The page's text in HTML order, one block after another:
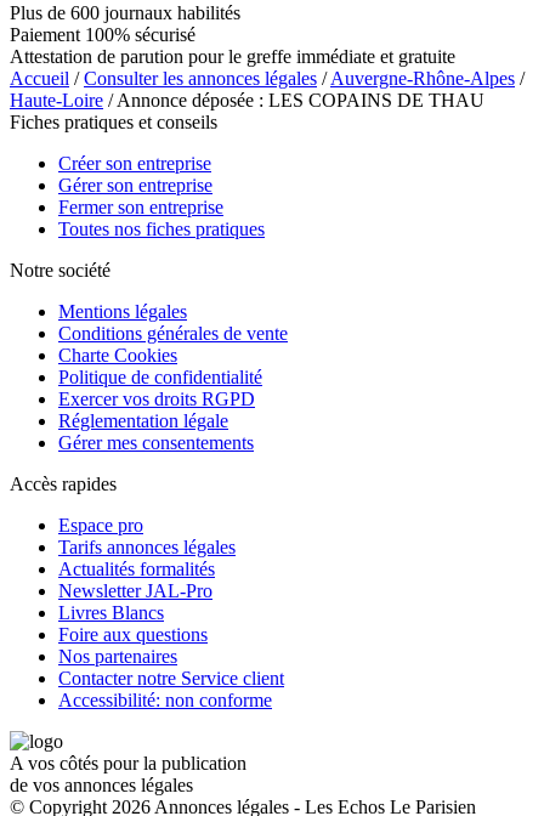
Plus de 600 journaux habilités
Paiement 100% sécurisé
Attestation de parution pour le greffe immédiate et gratuite
Accueil /Consulter les annonces légales /Auvergne-Rhône-Alpes /
Haute-Loire / Annonce déposée : LES COPAINS DE THAU
Fiches pratiques et conseils
Créer son entreprise
Gérer son entreprise
Fermer son entreprise
Toutes nos fiches pratiques
Notre société
Mentions légales
Conditions générales de vente
Charte Cookies
Politique de confidentialité
Exercer vos droits RGPD
Réglementation légale
Gérer mes consentements
Accès rapides
Espace pro
Tarifs annonces légales
Actualités formalités
Newsletter JAL-Pro
Livres Blancs
Foire aux questions
Nos partenaires
Contacter notre Service client
Accessibilité: non conforme
A vos côtés pour la publication
de vos annonces légales
© Copyright 2026 Annonces légales - Les Echos Le Parisien